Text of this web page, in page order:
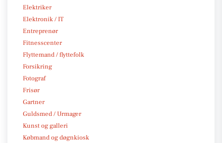
Elektriker
Elektronik / IT
Entreprenør
Fitnesscenter
Flyttemand / flyttefolk
Forsikring
Fotograf
Frisør
Gartner
Guldsmed / Urmager
Kunst og galleri
Købmand og døgnkiosk